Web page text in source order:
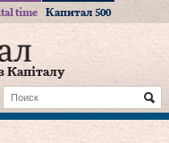
time Капитал 500
Капіталу